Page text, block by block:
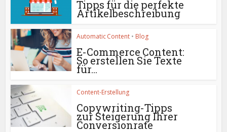
Tipps für die perfekte
Artikelbeschreibung
Automatic Content • Blog
E-Commerce Content:
So erstellen Sie Texte
für...
Content-Erstellung
Copywriting-Tipps
zur Steigerung Ihrer
Conversionrate